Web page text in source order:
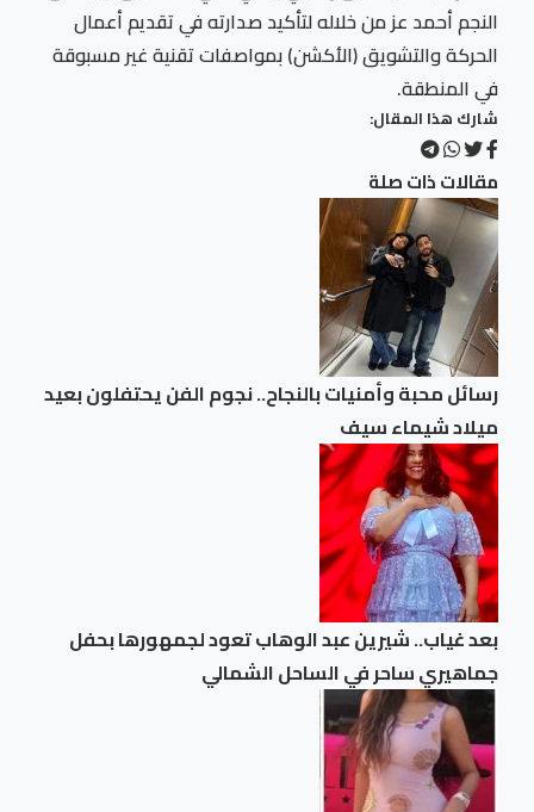
النجم أحمد عز من خلاله لتأكيد صدارته في تقديم أعمال
الحركة والتشويق (الأكشن) بمواصفات تقنية غير مسبوقة
في المنطقة.
شارك هذا المقال:
مقالات ذات صلة
رسائل محبة وأمنيات بالنجاح.. نجوم الفن يحتفلون بعيد
ميلاد شيماء سيف
بعد غياب.. شيرين عبد الوهاب تعود لجمهورها بحفل
جماهيري ساحر في الساحل الشمالي